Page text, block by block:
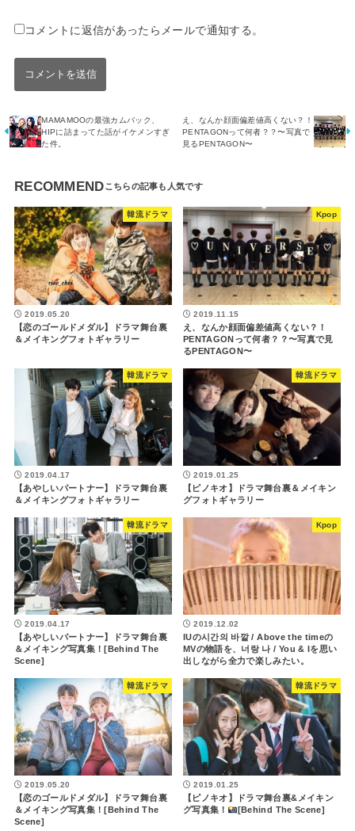
コメントに返信があったらメールで通知する。
MAMAMOOの最強カムバック、
HIPに詰まってた話がイケメンすぎ
た件。
え、なんか顔面偏差値高くない？！
PENTAGONって何者？？〜写真で
見るPENTAGON〜
RECOMMEND
韓流ドラマ
2019.05.20
【恋のゴールドメダル】ドラマ舞台裏
＆メイキングフォトギャラリー
Kpop
2019.11.15
え、なんか顔面偏差値高くない？！
PENTAGONって何者？？〜写真で見
るPENTAGON〜
韓流ドラマ
2019.04.17
【あやしいパートナー】ドラマ舞台裏
＆メイキングフォトギャラリー
韓流ドラマ
2019.01.25
【ピノキオ】ドラマ舞台裏＆メイキン
グフォトギャラリー
韓流ドラマ
2019.04.17
【あやしいパートナー】ドラマ舞台裏
＆メイキング写真集！[Behind The
Scene]
Kpop
2019.12.02
IUの시간의 바깥 / Above the timeの
MVの物語を、너랑 나 / You & Iを思い
出しながら全力で楽しみたい。
韓流ドラマ
2019.05.20
【恋のゴールドメダル】ドラマ舞台裏
＆メイキング写真集！[Behind The
Scene]
韓流ドラマ
2019.01.25
【ピノキオ】ドラマ舞台裏&メイキン
グ写真集！
[Behind The Scene]